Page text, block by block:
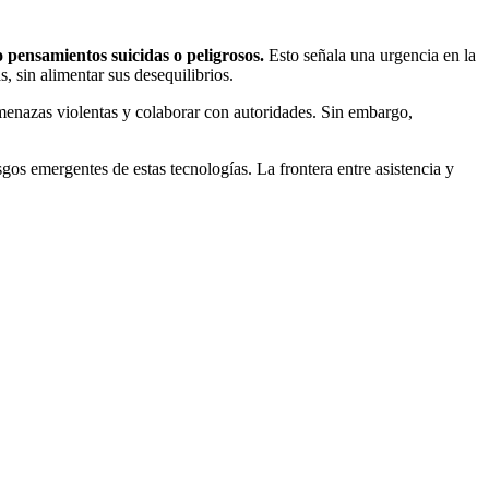
suicidas o peligrosos. Esto señala una urgencia en la
sin alimentar sus desequilibrios.
violentas y colaborar con autoridades. Sin embargo,
emergentes de estas tecnologías. La frontera entre asistencia y